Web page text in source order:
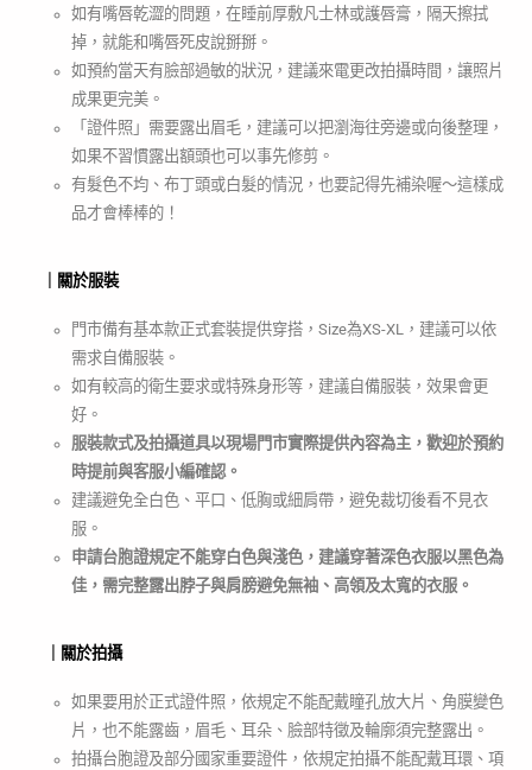
如有嘴唇乾澀的問題，在睡前厚敷凡士林或護唇膏，隔天擦拭
掉，就能和嘴唇死皮說掰掰。
如預約當天有臉部過敏的狀況，建議來電更改拍攝時間，讓照片
成果更完美。
「證件照」需要露出眉毛，建議可以把瀏海往旁邊或向後整理，
如果不習慣露出額頭也可以事先修剪。
有髮色不均、布丁頭或白髮的情況，也要記得先補染喔～這樣成
品才會棒棒的！
｜關於服裝
門市備有基本款正式套裝提供穿搭，Size為XS-XL，建議可以依
需求自備服裝。
如有較高的衛生要求或特殊身形等，建議自備服裝，效果會更
好。
服裝款式及拍攝道具以現場門市實際提供內容為主，歡迎於預約
時提前與客服小編確認。
建議避免全白色、平口、低胸或細肩帶，避免裁切後看不見衣
服。
申請台胞證規定不能穿白色與淺色，建議穿著深色衣服以黑色為
佳，需完整露出脖子與肩膀避免無袖、高領及太寬的衣服。
｜關於拍攝
如果要用於正式證件照，依規定不能配戴瞳孔放大片、角膜變色
片，也不能露齒，眉毛、耳朵、臉部特徵及輪廓須完整露出。
拍攝台胞證及部分國家重要證件，依規定拍攝不能配戴耳環、項